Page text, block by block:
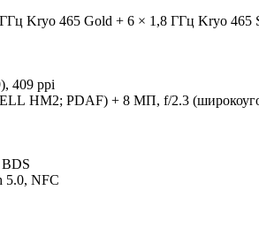
Kryo 465 Gold + 6 × 1,8 ГГц Kryo 465
409 ppi
HM2; PDAF) + 8 МП, f/2.3
5.0, NFC